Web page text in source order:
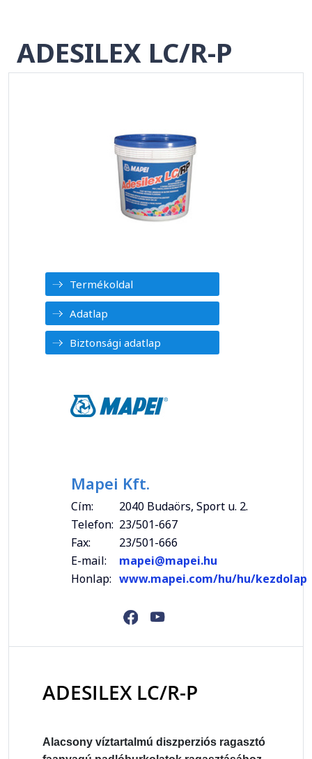
ADESILEX LC/R-P
Termékoldal
Adatlap
Biztonsági adatlap
Mapei Kft.
Cím:
2040 Budaörs, Sport u. 2.
Telefon: 23/501-667
Fax:
23/501-666
E-mail:
mapei@mapei.hu
Honlap: www.mapei.com/hu/hu/kezdolap
ADESILEX LC/R-P
Alacsony víztartalmú diszperziós ragasztó